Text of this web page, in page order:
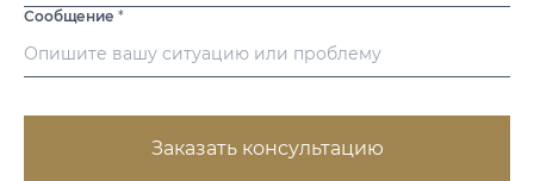
Сообщение *
Заказать консультацию